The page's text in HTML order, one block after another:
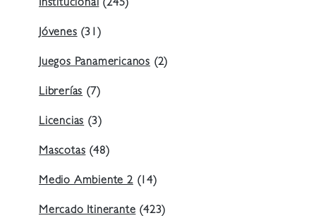
Institucional (245)
Jóvenes (31)
Juegos Panamericanos (2)
Librerías (7)
Licencias (3)
Mascotas (48)
Medio Ambiente 2(14)
Mercado Itinerante (423)